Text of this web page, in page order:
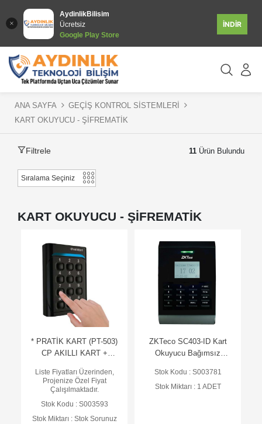
AydinlikBilisim
Ücretsiz
Google Play Store
İNDİR
ANA SAYFA
GEÇİŞ KONTROL SİSTEMLERİ
KART OKUYUCU - ŞİFREMATİK
Filtrele 11 Ürün Bulundu
KART OKUYUCU - ŞİFREMATİK
* PRATİK KART (PT-503)
CP AKILLI KART +
Liste Fiyatları Üzerinden,
Projenize Özel Fiyat
Çalışılmaktadır.
Stok Kodu : S003593
Stok Miktarı : Stok Sorunuz
ZKTeco SC403-ID Kart
Okuyucu Bağımsız
Stok Kodu : S003781
Stok Miktarı : 1 ADET